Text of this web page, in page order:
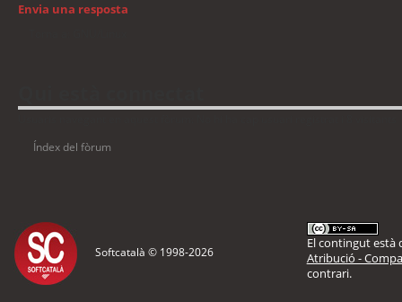
Envia una resposta
Índex del fòrum
Softcatalà © 1998-2026
El contingut està
Atribució -
contrari.